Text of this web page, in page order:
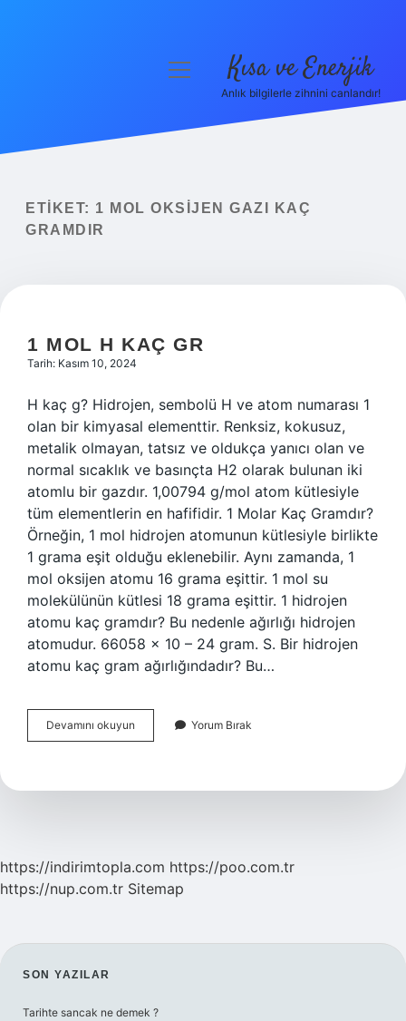
Yasal Uyarı
menüyü
Kısa ve Enerjik
Anlık bilgilerle zihnini canlandır!
ETIKET: 1 MOL OKSIJEN GAZI KAÇ
GRAMDIR
1 MOL H KAÇ GR
Tarih: Kasım 10, 2024
H kaç g? Hidrojen, sembolü H ve atom numarası 1
olan bir kimyasal elementtir. Renksiz, kokusuz,
metalik olmayan, tatsız ve oldukça yanıcı olan ve
normal sıcaklık ve basınçta H2 olarak bulunan iki
atomlu bir gazdır. 1,00794 g/mol atom kütlesiyle
tüm elementlerin en hafifidir. 1 Molar Kaç Gramdır?
Örneğin, 1 mol hidrojen atomunun kütlesiyle birlikte
1 grama eşit olduğu eklenebilir. Aynı zamanda, 1
mol oksijen atomu 16 grama eşittir. 1 mol su
molekülünün kütlesi 18 grama eşittir. 1 hidrojen
atomu kaç gramdır? Bu nedenle ağırlığı hidrojen
atomudur. 66058 × 10 – 24 gram. S. Bir hidrojen
atomu kaç gram ağırlığındadır? Bu…
Devamını okuyun
Mol
Gr
Yorum Bırak
https://indirimtopla.com https://poo.com.tr
https://nup.com.tr Sitemap
SIDEBAR
SON YAZILAR
Tarihte sancak ne demek ?